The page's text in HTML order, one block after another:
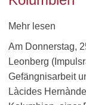
Mehr lesen
Am Donnerstag,
Leonberg
Gefängnisarbeit
Làcides